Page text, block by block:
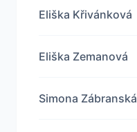
Eliška Křivánková
Eliška Zemanová
Simona Zábranská